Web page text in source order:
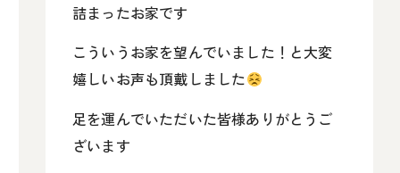
詰まったお家です
こういうお家を望んでいました！と大変
嬉しいお声も頂戴しました
足を運んでいただいた皆様ありがとうご
ざいます